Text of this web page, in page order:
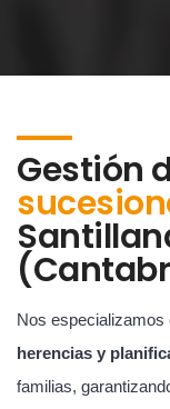
Gestión
Nos especializamos
herencias y
familias,